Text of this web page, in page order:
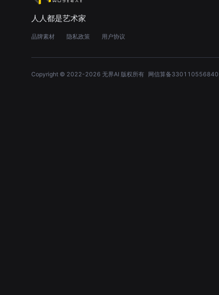
人人都是艺术家
品牌素材 隐私政策 用户协议
Copyright © 2022-2026 无界AI 版权所有 网信算备